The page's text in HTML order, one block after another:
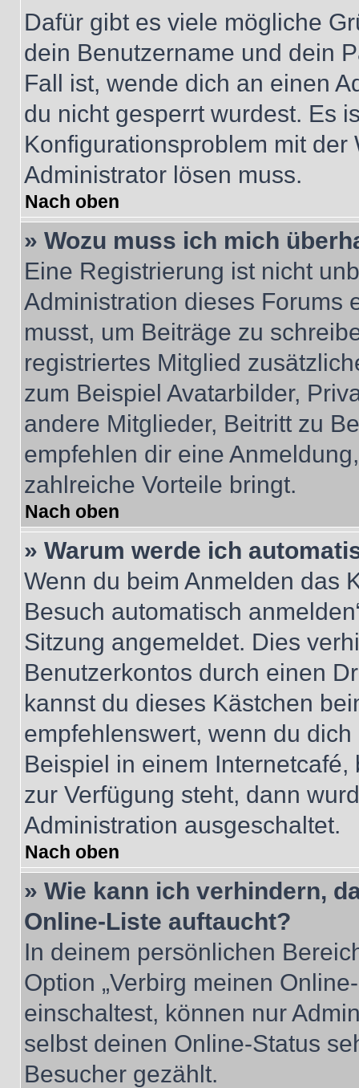
Dafür gibt es viele mögliche
dein Benutzername und dein
Fall ist, wende dich an einen
du nicht gesperrt wurdest. Es
Konfigurationsproblem mit
Administrator lösen muss.
Nach oben
» Wozu muss ich mich
Eine Registrierung ist nicht
Administration dieses Forums
musst, um Beiträge zu
registriertes Mitglied
zum Beispiel Avatarbilder,
andere Mitglieder, Beitritt zu
empfehlen dir eine
zahlreiche Vorteile bringt.
Nach oben
» Warum werde ich
Wenn du beim Anmelden das
Besuch automatisch
Sitzung angemeldet. Dies
Benutzerkontos durch einen
kannst du dieses Kästchen
empfehlenswert, wenn du
Beispiel in einem
zur Verfügung steht, dann
Administration ausgeschaltet.
Nach oben
» Wie kann ich verhindern,
Online-Liste auftaucht?
In deinem persönlichen
Option „Verbirg meinen
einschaltest, können nur
selbst deinen Online-Status
Besucher gezählt.